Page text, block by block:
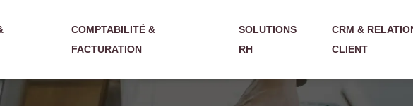
COMPTABILITÉ &
FACTURATION
SOLUTIONS
RH
CRM &
CLIENT